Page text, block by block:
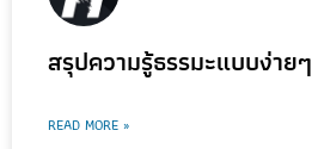
สรุปความรู้ธรรมะแบบง่ายๆ
READ MORE »